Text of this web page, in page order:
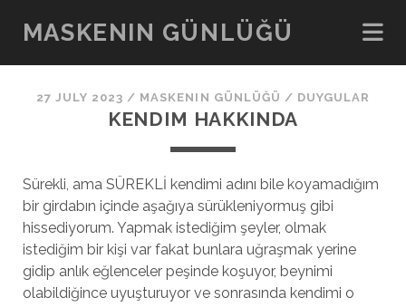
MASKENIN GÜNLÜĞÜ
27 JULY 2023 / MASKENIN GÜNLÜĞÜ / DUYGULAR
KENDIM HAKKINDA
Sürekli, ama SÜREKLİ kendimi adını bile koyamadığım
bir girdabın içinde aşağıya sürükleniyormuş gibi
hissediyorum. Yapmak istediğim şeyler, olmak
istediğim bir kişi var fakat bunlara uğraşmak yerine
gidip anlık eğlenceler peşinde koşuyor, beynimi
olabildiğince uyuşturuyor ve sonrasında kendimi o